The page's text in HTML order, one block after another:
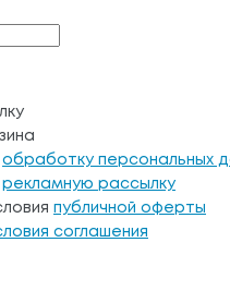
обработку персональных
рекламную рассылку
публичной оферты
соглашения